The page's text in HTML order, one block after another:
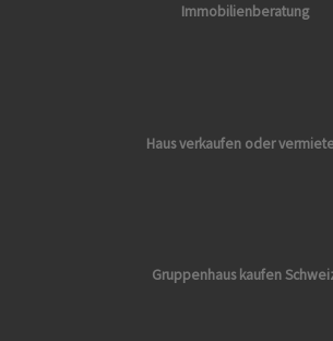
Immobilienberatung
Haus verkaufen oder
Gruppenhaus kaufen